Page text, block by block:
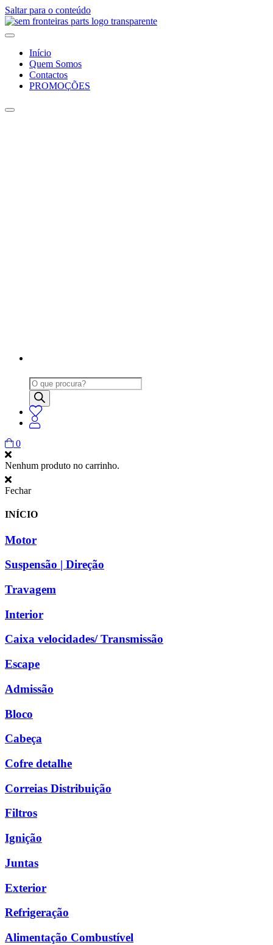
Saltar para o conteúdo
Início
Quem Somos
Contactos
PROMOÇÕES
Products
search
0
Nenhum produto no carrinho.
Fechar
INÍCIO
Motor
Suspensão | Direção
Travagem
Interior
Caixa velocidades/ Transmissão
Escape
Admissão
Bloco
Cabeça
Cofre detalhe
Correias Distribuição
Filtros
Ignição
Juntas
Exterior
Refrigeração
Alimentação Combustível